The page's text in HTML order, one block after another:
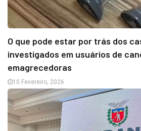
O que pode estar por trás dos
investigados em usuários de
emagrecedoras
10 Fevereiro, 2026